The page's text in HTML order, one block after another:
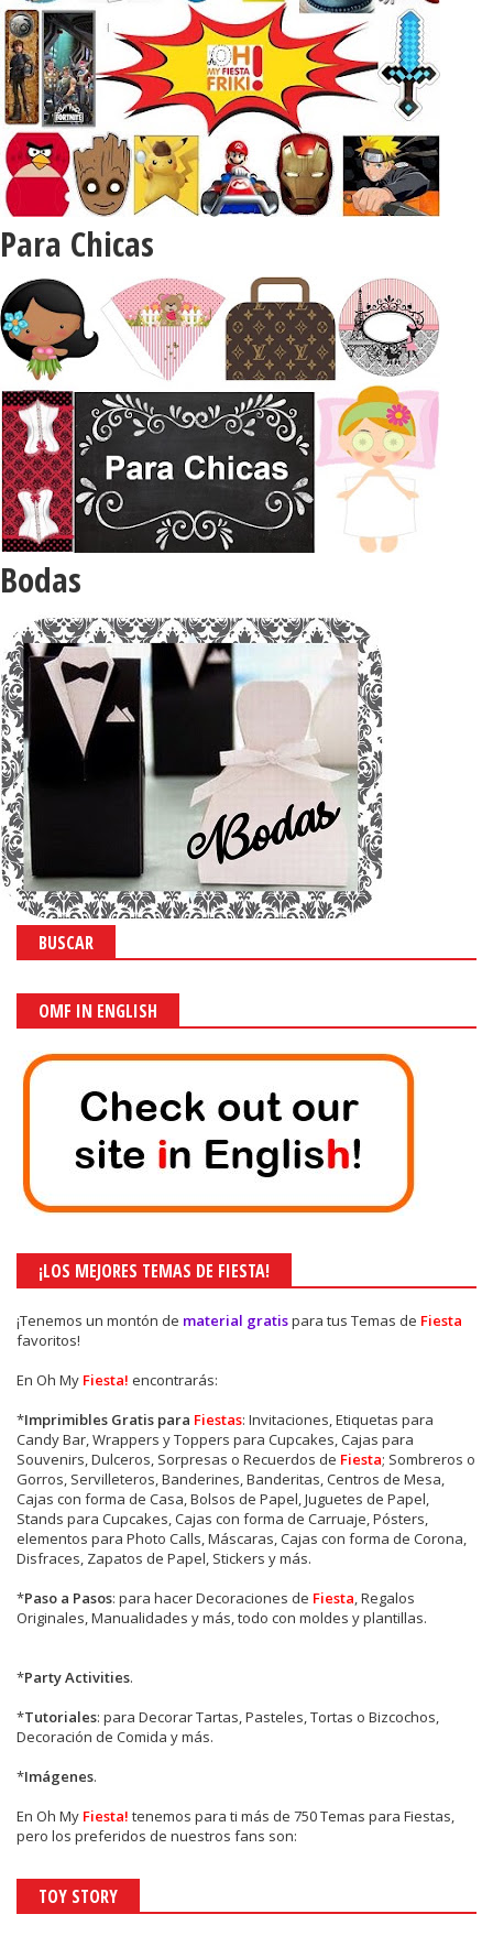
Para Chicas
Bodas
BUSCAR
OMF IN ENGLISH
¡LOS MEJORES TEMAS DE FIESTA!
¡Tenemos un montón de material gratispara tus Temas de Fiesta
favoritos!
En Oh My Fiesta! encontrarás:
*Imprimibles Gratis para Fiestas: Invitaciones, Etiquetas para
Candy Bar, Wrappers y Toppers para Cupcakes, Cajas para
Souvenirs, Dulceros, Sorpresas o Recuerdos de Fiesta; Sombreros o
Gorros, Servilleteros, Banderines, Banderitas, Centros de Mesa,
Cajas con forma de Casa, Bolsos de Papel, Juguetes de Papel,
Stands para Cupcakes, Cajas con forma de Carruaje, Pósters,
elementos para Photo Calls, Máscaras, Cajas con forma de Corona,
Disfraces, Zapatos de Papel, Stickers y más.
*Paso a Pasos: para hacer Decoraciones de Fiesta, Regalos
Originales, Manualidades y más, todo con moldes y plantillas.
*Party Activities.
*Tutoriales: para Decorar Tartas, Pasteles, Tortas o Bizcochos,
Decoración de Comida y más.
*Imágenes.
En Oh My Fiesta! tenemos para ti más de 750 Temas para Fiestas,
pero los preferidos de nuestros fans son:
TOY STORY